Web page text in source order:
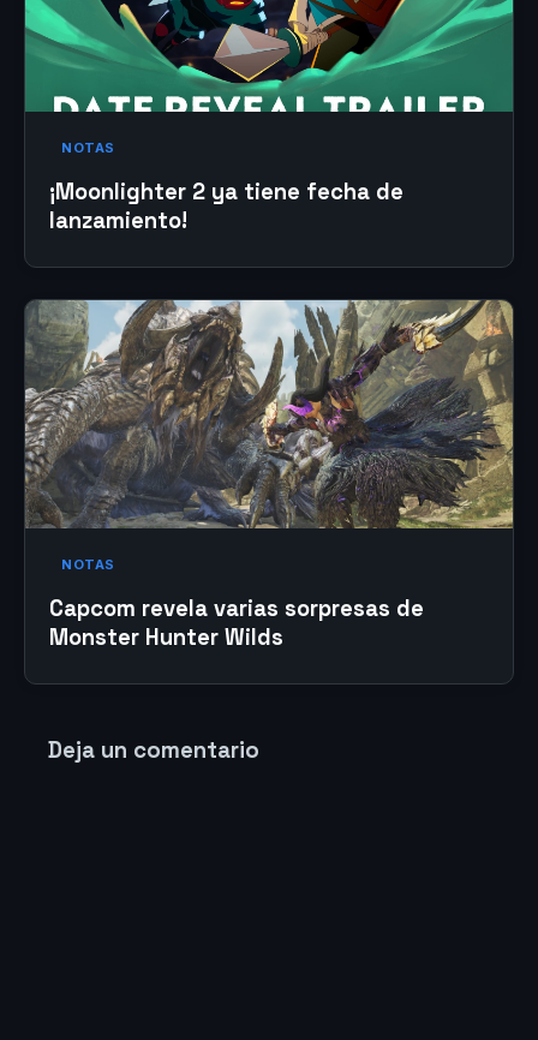
NOTAS
¡Moonlighter 2 ya tiene fecha de
lanzamiento!
NOTAS
Capcom revela varias sorpresas de
Monster Hunter Wilds
Deja un comentario